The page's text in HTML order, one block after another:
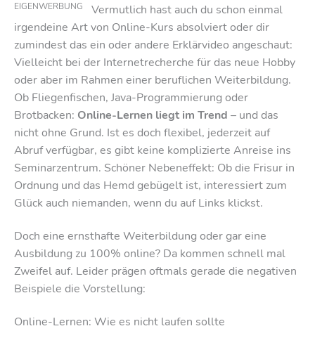
EIGENWERBUNG
Vermutlich hast auch du schon einmal
irgendeine Art von Online-Kurs absolviert oder dir
zumindest das ein oder andere Erklärvideo angeschaut:
Vielleicht bei der Internetrecherche für das neue Hobby
oder aber im Rahmen einer beruflichen Weiterbildung.
Ob Fliegenfischen, Java-Programmierung oder
Brotbacken: Online-Lernen liegt im Trend – und das
nicht ohne Grund. Ist es doch flexibel, jederzeit auf
Abruf verfügbar, es gibt keine komplizierte Anreise ins
Seminarzentrum. Schöner Nebeneffekt: Ob die Frisur in
Ordnung und das Hemd gebügelt ist, interessiert zum
Glück auch niemanden, wenn du auf Links klickst.
Doch eine ernsthafte Weiterbildung oder gar eine
Ausbildung zu 100% online? Da kommen schnell mal
Zweifel auf. Leider prägen oftmals gerade die negativen
Beispiele die Vorstellung:
Online-Lernen: Wie es nicht laufen sollte